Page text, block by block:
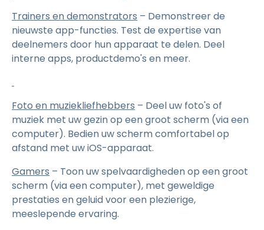
Trainers en demonstrators – Demonstreer de
nieuwste app-functies. Test de expertise van
deelnemers door hun apparaat te delen. Deel
interne apps, productdemo's en meer.
Foto en muziekliefhebbers – Deel uw foto's of
muziek met uw gezin op een groot scherm (via een
computer). Bedien uw scherm comfortabel op
afstand met uw iOS-apparaat.
Gamers – Toon uw spelvaardigheden op een groot
scherm (via een computer), met geweldige
prestaties en geluid voor een plezierige,
meeslepende ervaring.